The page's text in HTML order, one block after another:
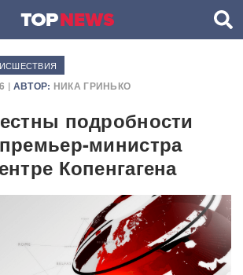
| АВТОР: НИКА ГРИНЬКО
подробности
министра
Копенгагена